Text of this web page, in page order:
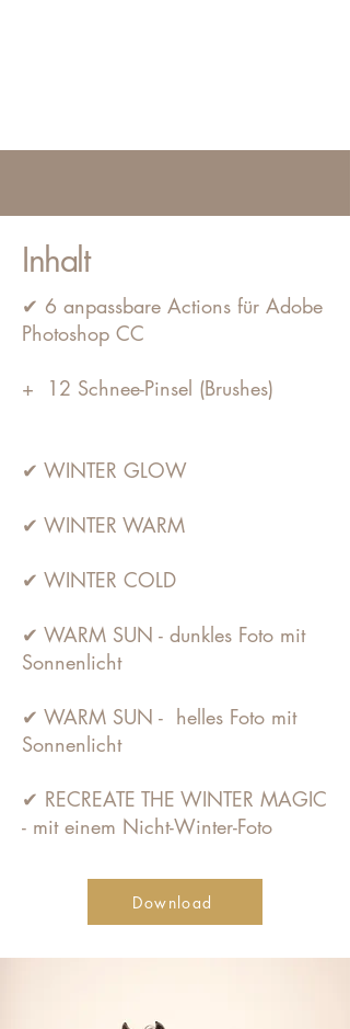
Inhalt
✔ 6 anpassbare Actions für Adobe
Photoshop CC
+ 12 Schnee-Pinsel (Brushes)
✔ WINTER GLOW
✔ WINTER WARM
✔ WINTER COLD
✔ WARM SUN - dunkles Foto mit
Sonnenlicht
✔ WARM SUN - helles Foto mit
Sonnenlicht
✔ RECREATE THE WINTER MAGIC
- mit einem Nicht-Winter-Foto
Download